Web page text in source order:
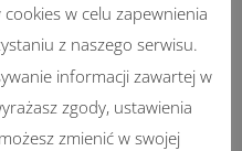
ponad stuletnią
w celu zapewnienia
z naszego serwisu.
informacji zawartej w
zgody, ustawienia
zmienić w swojej